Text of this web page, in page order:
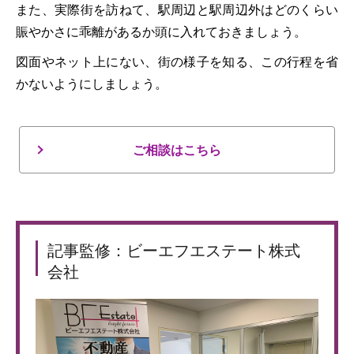
また、実際街を訪ねて、駅周辺と駅周辺外はどのくらい
賑やかさに乖離があるか頭に入れておきましょう。
図面やネット上にない、街の様子を知る、この行程を省
かないようにしましょう。
ご相談はこちら
記事監修：ビーエフエステート株式
会社